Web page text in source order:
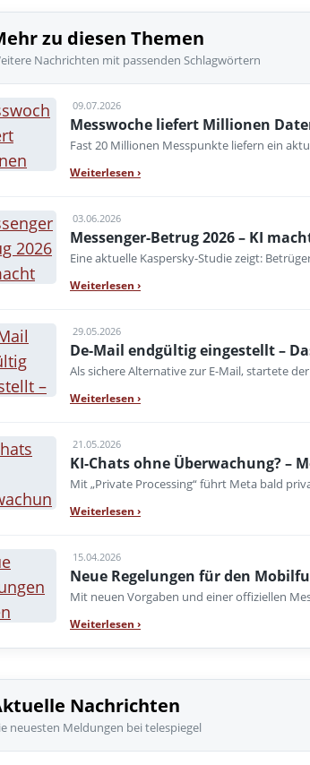
zu diesen Themen
Nachrichten mit passenden Schlagwörtern
09.07.2026
Messwoche liefert Millionen
Fast 20 Millionen Messpunkte liefern ein
Weiterlesen ›
03.06.2026
Messenger-Betrug 2026 – KI
Eine aktuelle Kaspersky-Studie zeigt:
Weiterlesen ›
29.05.2026
De-Mail endgültig eingestellt –
Als sichere Alternative zur E-Mail, startete
Weiterlesen ›
21.05.2026
KI-Chats ohne Überwachung? –
Mit „Private Processing“ führt Meta bald
Weiterlesen ›
15.04.2026
Neue Regelungen für den
Mit neuen Vorgaben und einer offiziellen
Weiterlesen ›
Nachrichten
neuesten Meldungen bei telespiegel